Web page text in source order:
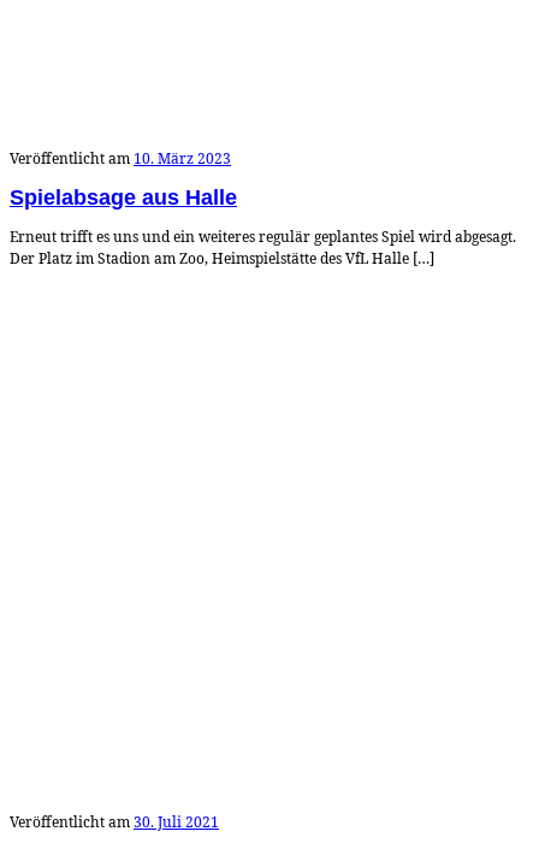
Veröffentlicht am 10. März 2023
Spielabsage aus Halle
Erneut trifft es uns und ein weiteres regulär geplantes Spiel wird abgesagt.
Der Platz im Stadion am Zoo, Heimspielstätte des VfL Halle […]
Veröffentlicht am30. Juli 2021